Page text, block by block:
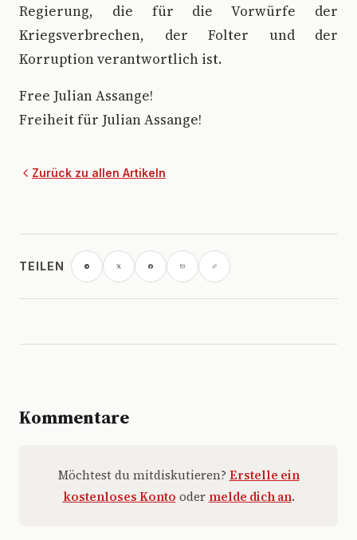
Regierung, die für die Vorwürfe der
Kriegsverbrechen, der Folter und der
Korruption verantwortlich ist.
Free Julian Assange!
Freiheit für Julian Assange!
Zurück zu allen Artikeln
TEILEN
Kommentare
Möchtest du mitdiskutieren? Erstelle ein
kostenloses Konto oder melde dich an.